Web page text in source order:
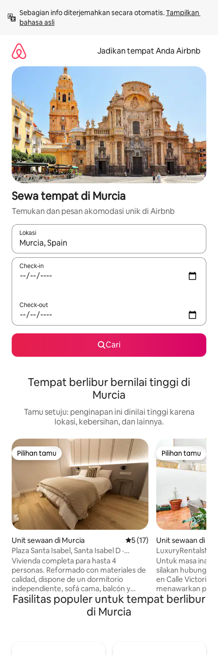
langsung
lihat
Sebagian info diterjemahkan secara otomatis. Tampilkan
bahasa asli
Jadikan tempat Anda Airbnb
Sewa tempat di Murcia
Temukan dan pesan akomodasi unik di Airbnb
Lokasi
Jika hasil yang dicari tersedia, telusuri dengan tombol panah
Check-in
Check-out
Cari
Tempat berlibur bernilai tinggi di
Murcia
Tamu setuju: penginapan ini dinilai tinggi karena
lokasi, kebersihan, dan lainnya.
Pilihan tamu
Pilihan tamu
Unit sewaan di Murcia Nilai rata-rata 5 dari 5, 17
5 (17)
Plaza Santa Isabel, Santa Isabel D ·
Apartemen premium...
Vivienda completa para hasta 4
personas. Reformado con materiales de
calidad, dispone de un dormitorio
independiente, sofá cama, balcón y
ascensor. El apartamento está recién
reformado con materiales de calidad y
Pilihan tamu
Pilihan tamu
Unit sewaan di
Untuk masa inap
silakan hubungi tuan
en Calle Victorio,
menawarkan
menyenangkan. PERATURAN
Fasilitas populer untuk tempat berlibur
di Murcia